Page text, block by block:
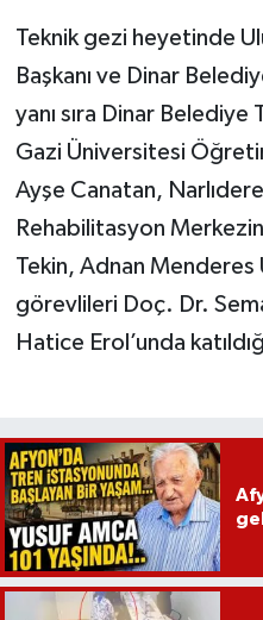
Teknik gezi heyetinde
Başkanı ve Dinar
yanı sıra Dinar Belediye
Gazi Üniversitesi
Ayşe Canatan,
Rehabilitasyon
Tekin, Adnan
görevlileri Doç. Dr.
Hatice Erol’unda